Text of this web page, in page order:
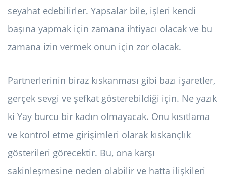
seyahat edebilirler. Yapsalar bile, işleri kendi
başına yapmak için zamana ihtiyacı olacak ve bu
zamana izin vermek onun için zor olacak.
Partnerlerinin biraz kıskanması gibi bazı işaretler,
gerçek sevgi ve şefkat gösterebildiği için. Ne yazık
ki Yay burcu bir kadın olmayacak. Onu kısıtlama
ve kontrol etme girişimleri olarak kıskançlık
gösterileri görecektir. Bu, ona karşı
sakinleşmesine neden olabilir ve hatta ilişkileri